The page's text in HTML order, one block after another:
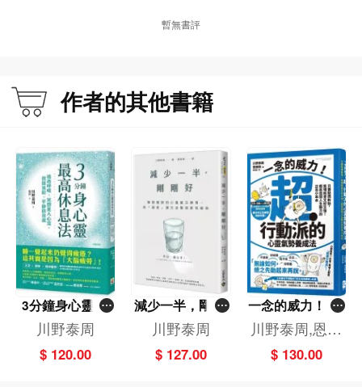
兇」，提供最可靠、可實踐的心理調節術，教你用「1分鐘」關掉大腦的耗能空
轉，清除煩惱與不安！
★「1分鐘就能完成」的微小實踐：安定亂飛的思緒
藉由呼吸，按下短短的「暫停鍵」，把寶貴的能量從心神漫遊中回收，讓大腦重
新整理歸位，找回從容不迫的清明感。
★ 42項「正念工具」：隨處可用的心理急救法
書中提供融入日常的42項「正念」小技巧，無論是在通勤路上、休息空檔或睡前
時刻，都能立刻清空腦中超載的垃圾訊息，轉換視角和心境。
暫無書評
作者的其他書籍
3分鐘身心靈最
高休息法－－透
過呼吸、冥想進
入心流，找回放
川野泰周
$ 120.00
減少一半，剛剛
好
川野泰周
$ 127.00
一念的威力！超‧
行動派的心靈氣
勢養成法——只
要點燃幹勁，氣
川野泰周,恩田
勳
$ 130.00